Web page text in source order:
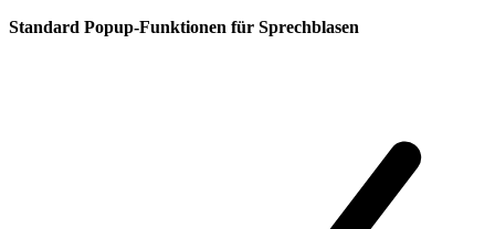
Standard Popup-Funktionen für Sprechblasen